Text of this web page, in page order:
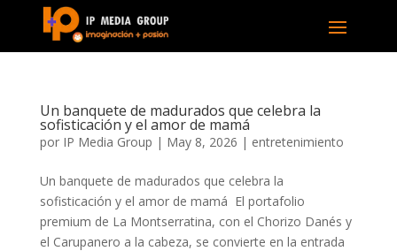
Un banquete de madurados que celebra la
sofisticación y el amor de mamá
por IP Media Group | May 8, 2026 | entretenimiento
Un banquete de madurados que celebra la
sofisticación y el amor de mamá El portafolio
premium de La Montserratina, con el Chorizo Danés y
el Carupanero a la cabeza, se convierte en la entrada